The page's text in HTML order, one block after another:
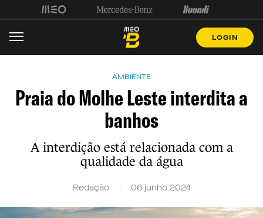
LOGIN
AMBIENTE
Praia do Molhe Leste interdita a
banhos
A interdição está relacionada com a
qualidade da água
Redação 06 junho 2024